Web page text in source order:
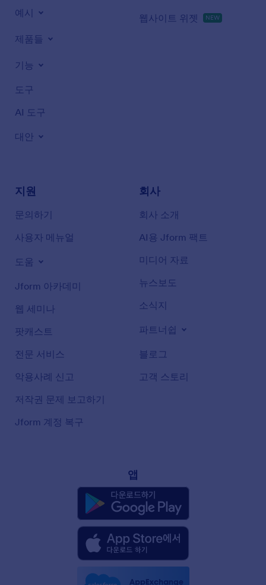
예시
제품들
기능
도구
AI 도구
대안
웹사이트 위젯 NEW
지원
문의하기
사용자 메뉴얼
도움
Jform 아카데미
웹 세미나
팟캐스트
전문 서비스
악용사례 신고
저작권 문제 보고하기
Jform 계정 복구
회사
회사 소개
AI용 Jform 팩트
미디어 자료
뉴스보도
소식지
파트너쉽
블로그
고객 스토리
앱